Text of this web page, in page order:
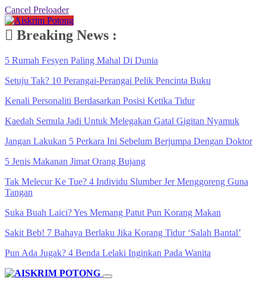
Cancel Preloader
Breaking News :
5 Rumah Fesyen Paling Mahal Di Dunia
Setuju Tak? 10 Perangai-Perangai Pelik Pencinta Buku
Kenali Personaliti Berdasarkan Posisi Ketika Tidur
Kaedah Semula Jadi Untuk Melegakan Gatal Gigitan Nyamuk
Jangan Lakukan 5 Perkara Ini Sebelum Berjumpa Dengan Doktor
5 Jenis Makanan Jimat Orang Bujang
Tak Melecur Ke Tue? 4 Individu Slumber Jer Menggoreng Guna
Tangan
Suka Buah Laici? Yes Memang Patut Pun Korang Makan
Sakit Beb! 7 Bahaya Berlaku Jika Korang Tidur ‘Salah Bantal’
Pun Ada Jugak? 4 Benda Lelaki Inginkan Pada Wanita